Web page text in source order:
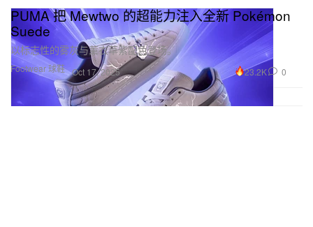
Footwear 球鞋
PUMA 把 Mewtwo 的超能力注入全新 Pokémon
Suede
以标志性的雾灰与薰衣草紫配色登场。
Oct 17, 2025 23.2K 0